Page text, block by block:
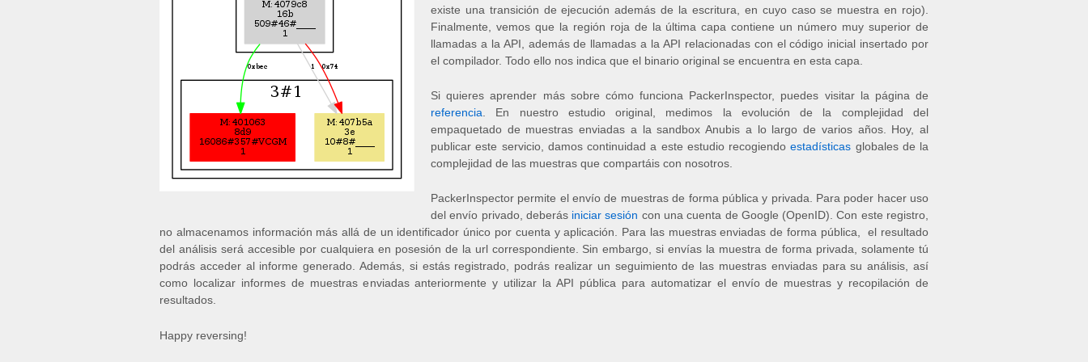
existe una transición de ejecución además de la escritura, en cuyo caso se muestra en rojo).
Finalmente, vemos que la región roja de la última capa contiene un número muy superior de
llamadas a la API, además de llamadas a la API relacionadas con el código inicial insertado por
el compilador. Todo ello nos indica que el binario original se encuentra en esta capa.
Si quieres aprender más sobre cómo funciona PackerInspector, puedes visitar la página de
referencia
En nuestro estudio original, medimos la evolución de la complejidad del
empaquetado de muestras enviadas a la sandbox Anubis a lo largo de varios años. Hoy, al
publicar este servicio, damos continuidad a este estudio recogiendoestadísticas globales de la
complejidad de las muestras que compartáis con nosotros.
PackerInspector permite el envío de muestras de forma pública y privada. Para poder hacer uso
del envío privado, deberás iniciar sesión con una cuenta de Google (OpenID). Con este registro,
no almacenamos información más allá de un identificador único por cuenta y aplicación. Para las muestras enviadas de forma pública, el resultado
del análisis será accesible por cualquiera en posesión de la url correspondiente. Sin embargo, si envías la muestra de forma privada, solamente tú
podrás acceder al informe generado. Además, si estás registrado, podrás realizar un seguimiento de las muestras enviadas para su análisis, así
como localizar informes de muestras enviadas anteriormente y utilizar la API pública para automatizar el envío de muestras y recopilación de
resultados.
Happy reversing!